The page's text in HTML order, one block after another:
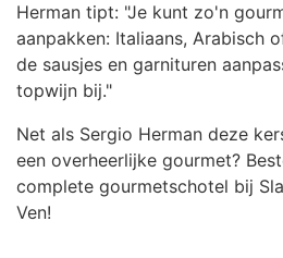
Herman tipt: "Je kunt zo'n
aanpakken: Italiaans, Arabisch
de sausjes en garnituren
topwijn bij."
Net als Sergio Herman deze
een overheerlijke gourmet?
complete gourmetschotel bij
Ven!